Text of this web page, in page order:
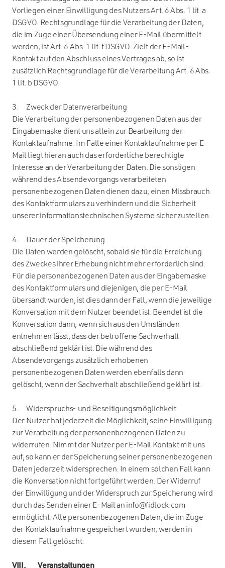
Vorliegen einer Einwilligung des Nutzers Art. 6 Abs. 1 lit. a
DSGVO. Rechtsgrundlage für die Verarbeitung der Daten,
die im Zuge einer Übersendung einer E-Mail übermittelt
werden, ist Art. 6 Abs. 1 lit. f DSGVO. Zielt der E-Mail-
Kontakt auf den Abschluss eines Vertrages ab, so ist
zusätzlich Rechtsgrundlage für die Verarbeitung Art. 6 Abs.
1 lit. b DSGVO.
3. Zweck der Datenverarbeitung
Die Verarbeitung der personenbezogenen Daten aus der
Eingabemaske dient uns allein zur Bearbeitung der
Kontaktaufnahme. Im Falle einer Kontaktaufnahme per E-
Mail liegt hieran auch das erforderliche berechtigte
Interesse an der Verarbeitung der Daten. Die sonstigen
während des Absendevorgangs verarbeiteten
personenbezogenen Daten dienen dazu, einen Missbrauch
des Kontaktformulars zu verhindern und die Sicherheit
unserer informationstechnischen Systeme sicherzustellen.
4. Dauer der Speicherung
Die Daten werden gelöscht, sobald sie für die Erreichung
des Zweckes ihrer Erhebung nicht mehr erforderlich sind.
Für die personenbezogenen Daten aus der Eingabemaske
des Kontaktformulars und diejenigen, die per E-Mail
übersandt wurden, ist dies dann der Fall, wenn die jeweilige
Konversation mit dem Nutzer beendet ist. Beendet ist die
Konversation dann, wenn sich aus den Umständen
entnehmen lässt, dass der betroffene Sachverhalt
abschließend geklärt ist. Die während des
Absendevorgangs zusätzlich erhobenen
personenbezogenen Daten werden ebenfalls dann
gelöscht, wenn der Sachverhalt abschließend geklärt ist.
5. Widerspruchs- und Beseitigungsmöglichkeit
Der Nutzer hat jederzeit die Möglichkeit, seine Einwilligung
zur Verarbeitung der personenbezogenen Daten zu
widerrufen. Nimmt der Nutzer per E-Mail Kontakt mit uns
auf, so kann er der Speicherung seiner personenbezogenen
Daten jederzeit widersprechen. In einem solchen Fall kann
die Konversation nicht fortgeführt werden. Der Widerruf
der Einwilligung und der Widerspruch zur Speicherung wird
durch das Senden einer E-Mail an info@fidlock.com
ermöglicht. Alle personenbezogenen Daten, die im Zuge
der Kontaktaufnahme gespeichert wurden, werden in
diesem Fall gelöscht.
VIII. Veranstaltungen